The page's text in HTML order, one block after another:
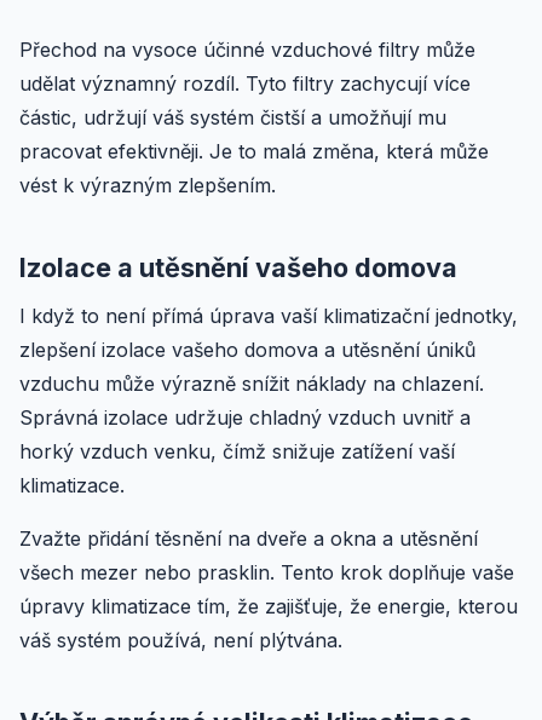
Přechod na vysoce účinné vzduchové filtry může
udělat významný rozdíl. Tyto filtry zachycují více
částic, udržují váš systém čistší a umožňují mu
pracovat efektivněji. Je to malá změna, která může
vést k výrazným zlepšením.
Izolace a utěsnění vašeho domova
I když to není přímá úprava vaší klimatizační jednotky,
zlepšení izolace vašeho domova a utěsnění úniků
vzduchu může výrazně snížit náklady na chlazení.
Správná izolace udržuje chladný vzduch uvnitř a
horký vzduch venku, čímž snižuje zatížení vaší
klimatizace.
Zvažte přidání těsnění na dveře a okna a utěsnění
všech mezer nebo prasklin. Tento krok doplňuje vaše
úpravy klimatizace tím, že zajišťuje, že energie, kterou
váš systém používá, není plýtvána.